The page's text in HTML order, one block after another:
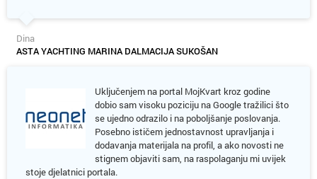
Dina
ASTA YACHTING MARINA DALMACIJA SUKOŠAN
Uključenjem na portal MojKvart kroz godine
dobio sam visoku poziciju na Google tražilici što
se ujedno odrazilo i na poboljšanje poslovanja.
Posebno ističem jednostavnost upravljanja i
dodavanja materijala na profil, a ako novosti ne
stignem objaviti sam, na raspolaganju mi uvijek
stoje djelatnici portala.